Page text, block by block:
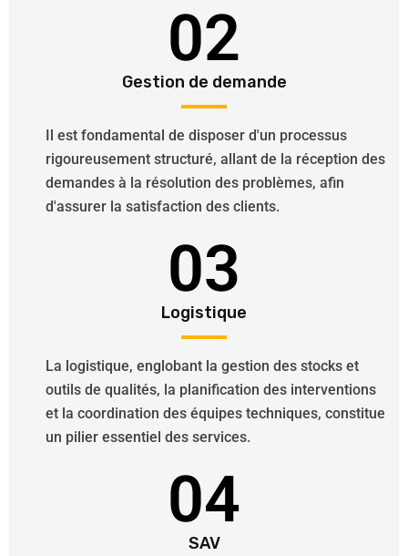
02
Gestion de demande
Il est fondamental de disposer d'un processus
rigoureusement structuré, allant de la réception des
demandes à la résolution des problèmes, afin
d'assurer la satisfaction des clients.
03
Logistique
La logistique, englobant la gestion des stocks et
outils de qualités, la planification des interventions
et la coordination des équipes techniques, constitue
un pilier essentiel des services.
04
SAV